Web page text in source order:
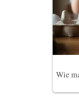
Wie